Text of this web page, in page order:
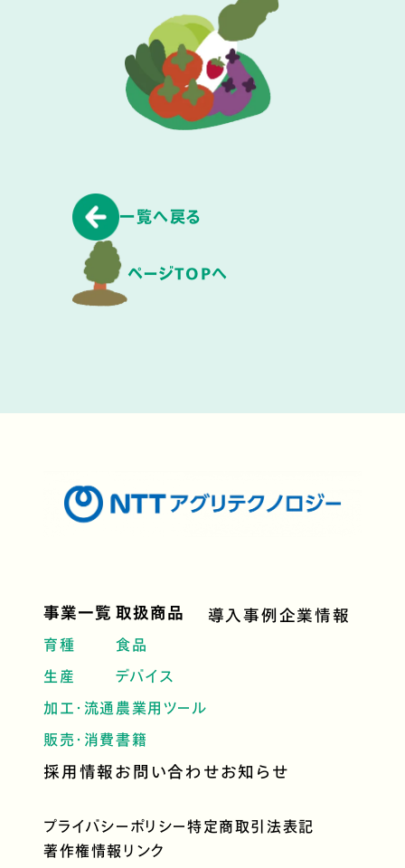
一覧へ戻る
ページTOPへ
事業一覧
育種
生産
加工・流通
販売・消費
取扱商品
食品
デバイス
農業用ツール
書籍
導入事例企業情報
採用情報お問い合わせお知らせ
プライバシーポリシー特定商取引法表記
著作権情報 リンク